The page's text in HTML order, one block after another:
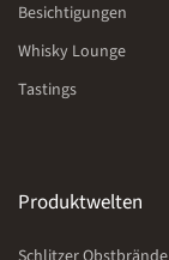
Besichtigungen
Whisky Lounge
Tastings
Produktwelten